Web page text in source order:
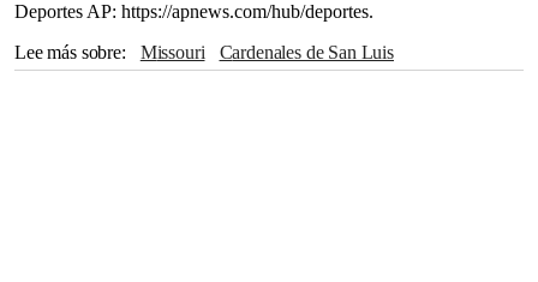
Deportes AP: https://apnews.com/hub/deportes.
Lee más sobre
Missouri Cardenales de San Luis